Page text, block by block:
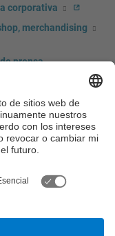
corporativa
merchandising
prensa